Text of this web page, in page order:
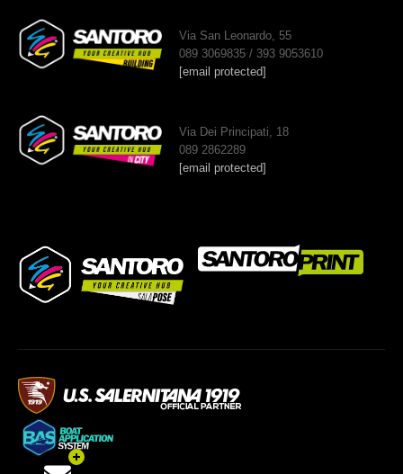
Via San Leonardo, 55
089 3069835 / 393 9053610
[email protected]
Via Dei Principati, 18
089 2862289
[email protected]